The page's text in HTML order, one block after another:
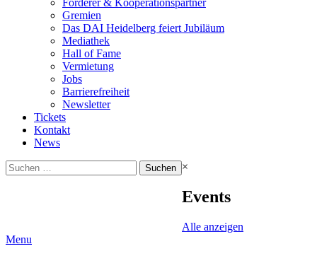
Förderer & Kooperationspartner
Gremien
Das DAI Heidelberg feiert Jubiläum
Mediathek
Hall of Fame
Vermietung
Jobs
Barrierefreiheit
Newsletter
Tickets
Kontakt
News
Suchen
nach:
×
Events
Alle anzeigen
Menu